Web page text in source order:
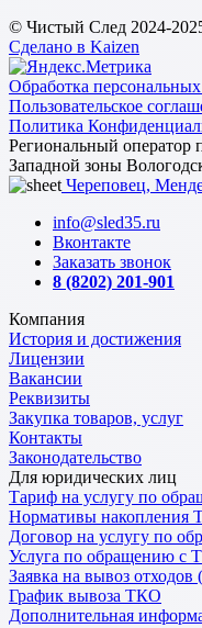
© Чистый След 2024-
Сделано в Kaizen
Обработка
Пользовательское
Политика
Региональный
Западной зоны
Череповец,
info@sled35.ru
Вконтакте
Заказать звонок
8 (8202) 201-901
Компания
История и достижения
Лицензии
Вакансии
Реквизиты
Закупка товаров, услуг
Контакты
Законодательство
Для юридических лиц
Тариф на услугу по
Нормативы накопления
Договор на услугу по
Услуга по обращению с
Заявка на вывоз
График вывоза ТКО
Дополнительная